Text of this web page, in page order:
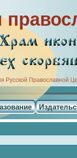
Русской Православной